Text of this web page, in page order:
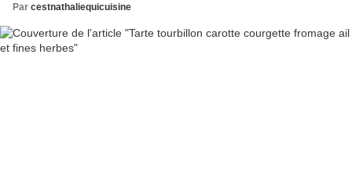
Par cestnathaliequicuisine